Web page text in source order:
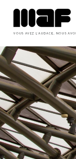
Aller
au
contenu
principal